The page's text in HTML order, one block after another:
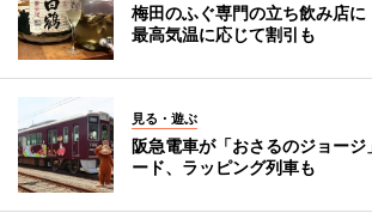
梅田のふぐ専門の立ち飲み店
最高気温に応じて割引も
見る・遊ぶ
阪急電車が「おさるのジョー
ード、ラッピング列車も